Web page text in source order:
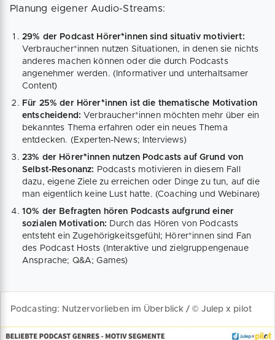
Planung eigener Audio-Streams:
29% der Podcast Hörer*innen sind situativ motiviert:
Verbraucher*innen nutzen Situationen, in denen sie nichts
anderes machen können oder die durch Podcasts
angenehmer werden. (Informativer und unterhaltsamer
Content)
Für 25% der Hörer*innen ist die thematische Motivation
entscheidend: Verbraucher*innen möchten mehr über ein
bekanntes Thema erfahren oder ein neues Thema
entdecken. (Experten-News; Interviews)
23% der Hörer*innen nutzen Podcasts auf Grund von
Selbst-Resonanz: Podcasts motivieren in diesem Fall
dazu, eigene Ziele zu erreichen oder Dinge zu tun, auf die
man eigentlich keine Lust hatte. (Coaching und Webinare)
10% der Befragten hören Podcasts aufgrund einer
sozialen Motivation: Durch das Hören von Podcasts
entsteht ein Zugehörigkeitsgefühl; Hörer*innen sind Fan
des Podcast Hosts (Interaktive und zielgruppengenaue
Ansprache; Q&A; Games)
Podcasting: Nutzervorlieben im Überblick / © Julep x pilot